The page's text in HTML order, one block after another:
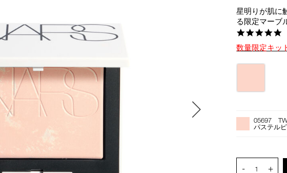
星明りが肌に
る限定マーブ
数量限定キッ
エ
ン
プ
を
カ
Actions05697
パステル
- 1 +